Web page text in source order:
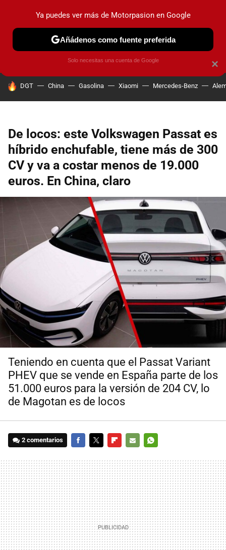
PRUEBAS COCHES ELÉCTRICOS OBSERVATORIO
HOY SE HABLA DE
DGT China Gasolina Xiaomi Mercedes-Benz
De locos: este Volkswagen Passat es
híbrido enchufable, tiene más de 300
CV y va a costar menos de 19.000
euros. En China, claro
Teniendo en cuenta que el Passat Variant
PHEV que se vende en España parte de los
51.000 euros para la versión de 204 CV, lo
de Magotan es de locos
2 comentarios
MAIL
×
Ya puedes ver más de Motorpasion en Google
Añádenos como fuente preferida
Solo necesitas una cuenta de Google